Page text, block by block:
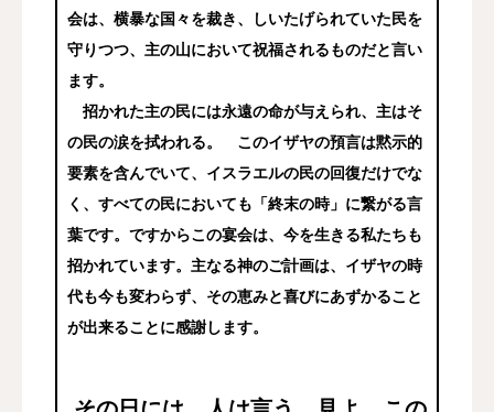
会は、横暴な国々を裁き、しいたげられていた民を
守りつつ、主の山において祝福されるものだと言い
ます。
招かれた主の民には永遠の命が与えられ、主はそ
の民の涙を拭われる。 このイザヤの預言は黙示的
要素を含んでいて、イスラエルの民の回復だけでな
く、すべての民においても「終末の時」に繋がる言
葉です。ですからこの宴会は、今を生きる私たちも
招かれています。主なる神のご計画は、イザヤの時
代も今も変わらず、その恵みと喜びにあずかること
が出来ることに感謝します。